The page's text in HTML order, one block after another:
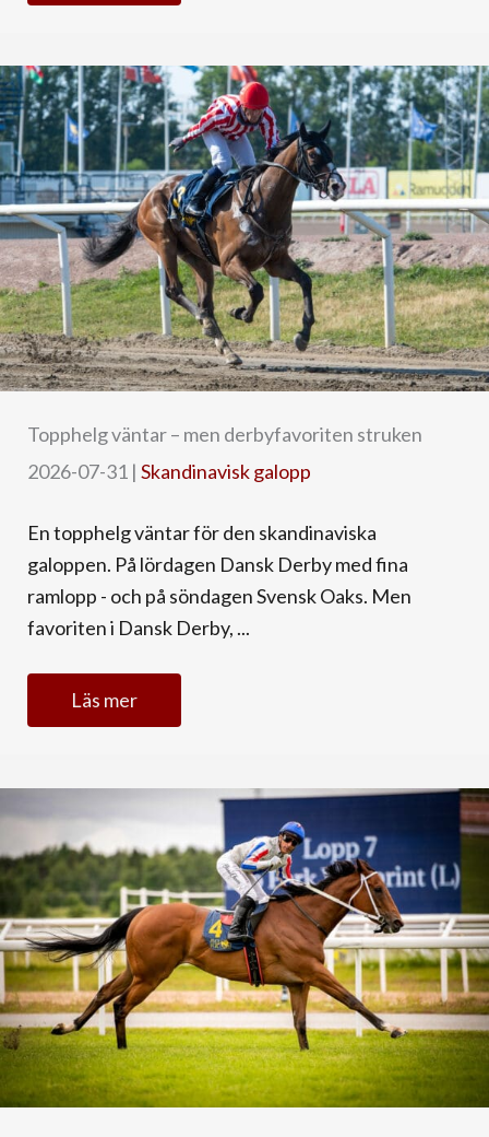
Topphelg väntar – men derbyfavoriten struken
2026-07-31 | Skandinavisk galopp
En topphelg väntar för den skandinaviska
galoppen. På lördagen Dansk Derby med fina
ramlopp - och på söndagen Svensk Oaks. Men
favoriten i Dansk Derby, ...
Läs mer